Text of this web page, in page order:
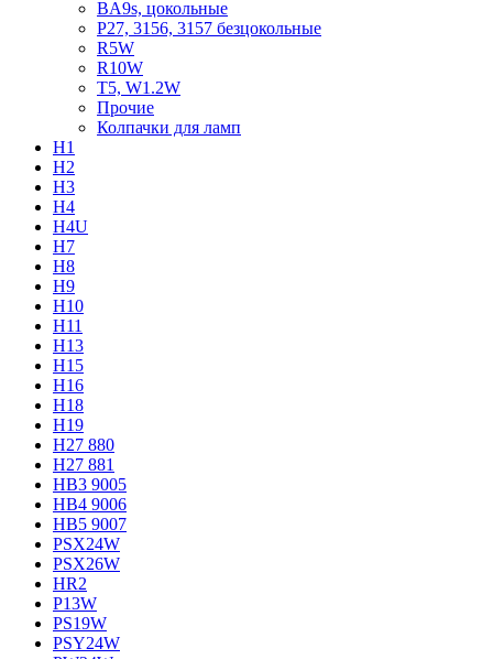
BA9s, цокольные
P27, 3156, 3157 безцокольные
R5W
R10W
T5, W1.2W
Прочие
Колпачки для ламп
H1
H2
H3
H4
H4U
H7
H8
H9
H10
H11
H13
H15
H16
H18
H19
H27 880
H27 881
HB3 9005
HB4 9006
HB5 9007
PSX24W
PSX26W
HR2
P13W
PS19W
PSY24W